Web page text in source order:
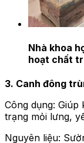
Nhà khoa
hoạt chất
3. Canh đông
Công dụng:
trạng mỏi lưng,
Nguyên liệu: